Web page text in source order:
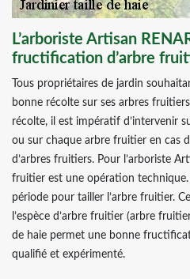
L’arboriste Artisan
fructification d’arbre
Tous propriétaires de jardin
bonne récolte sur ses arbres
récolte, il est impératif d’intervenir
ou sur chaque arbre fruitier en cas
d’arbres fruitiers. Pour l’arboriste
fruitier est une opération
période pour tailler l’arbre fruitier.
l’espèce d’arbre fruitier (arbre
de haie permet une bonne
qualifié et expérimenté.